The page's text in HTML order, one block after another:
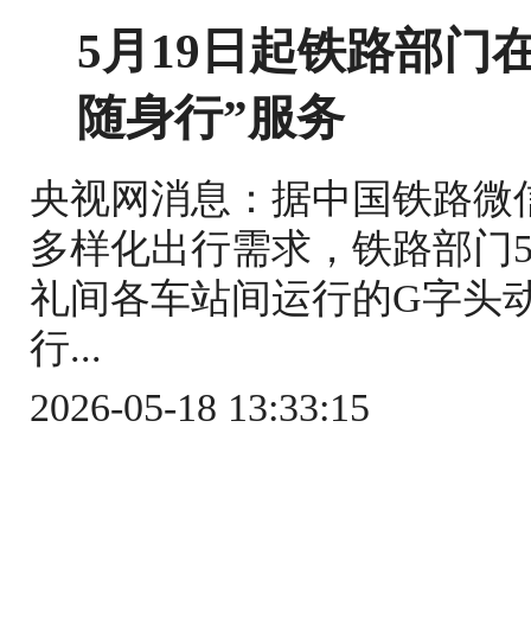
5月19日起铁路部门
随身行”服务
央视网消息：据中国铁路
多样化出行需求，铁路部门
礼间各车站间运行的G字头
行...
2026-05-18 13:33:15